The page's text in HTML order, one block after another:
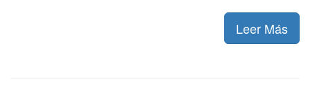
Leer Más